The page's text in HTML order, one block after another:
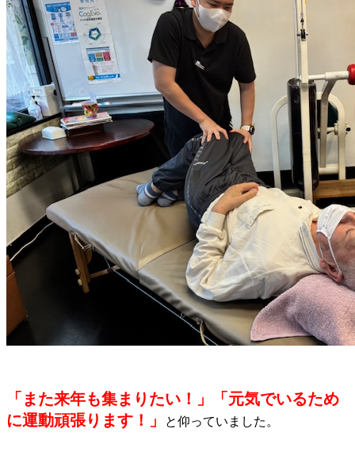
「また来年も集まりたい！」「元気でいるため
に運動頑張ります！」
と仰っていました。